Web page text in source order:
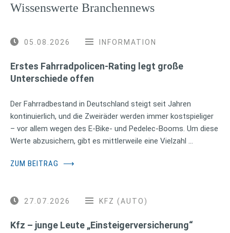
Wissenswerte Branchennews
05.08.2026 INFORMATION
Erstes Fahrradpolicen-Rating legt große
Unterschiede offen
Der Fahrradbestand in Deutschland steigt seit Jahren
kontinuierlich, und die Zweiräder werden immer kostspieliger
– vor allem wegen des E-Bike- und Pedelec-Booms. Um diese
Werte abzusichern, gibt es mittlerweile eine Vielzahl …
ZUM BEITRAG ⟶
27.07.2026 KFZ (AUTO)
Kfz – junge Leute „Einsteigerversicherung“